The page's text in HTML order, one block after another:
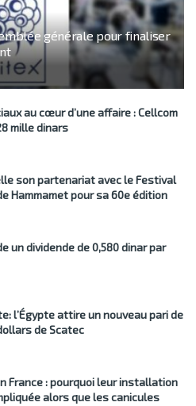
générale pour finaliser
au cœur d’une affaire : Cellcom
mille dinars
son partenariat avec le Festival
Hammamet pour sa 60e édition
un dividende de 0,580 dinar par
l’Égypte attire un nouveau pari de
de Scatec
France : pourquoi leur installation
alors que les canicules